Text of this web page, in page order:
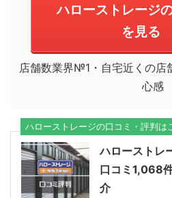
ハローストレージ
を見る
店舗数業界№1・自宅近くの店
心感
ハローストレ
口コミ1,068
介
ハローストレージの口コミ・評判は